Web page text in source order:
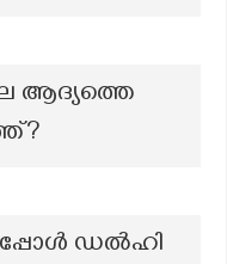
ആദ്യത്തെ
ഡൽഹി